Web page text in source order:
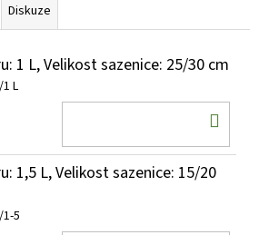
Diskuze
1 L, Velikost sazenice: 25/30 cm
L
1,5 L, Velikost sazenice: 15/20
5